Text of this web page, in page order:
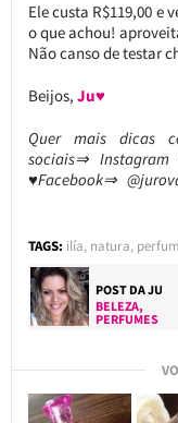
Ele custa R$119,00 e
o que achou!
Não canso de testar
Beijos, Ju♥
Quer mais dicas
sociais⇒
♥Facebook⇒
TAGS: ilía, natura,
POST DAJU
BELEZA,
PERFUMES